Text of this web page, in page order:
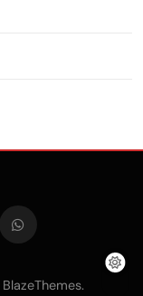
BlazeThemes.